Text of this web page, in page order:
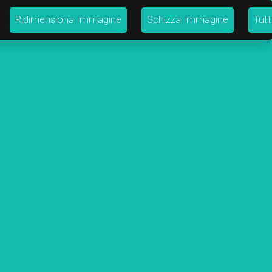
Ridimensiona Immagine Schizza Immagine